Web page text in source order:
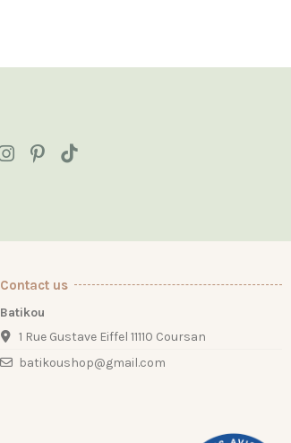
Contact us
Batikou
1 Rue Gustave Eiffel 11110 Coursan
batikoushop@gmail.com